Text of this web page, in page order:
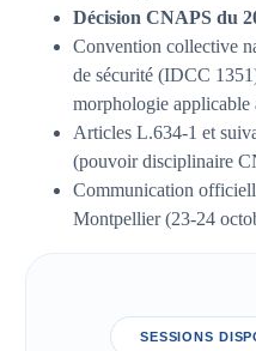
Décision CNAPS du
Convention collective
de sécurité (IDCC
morphologie applicable
Articles L.634-1 et
(pouvoir disciplinaire
Communication
Montpellier (23-24
SESSIONS